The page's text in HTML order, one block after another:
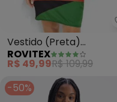
Vestido (Preta)
Estampada Rovitex
ROVITEX
R$ 49,99R$ 109,99
-50%